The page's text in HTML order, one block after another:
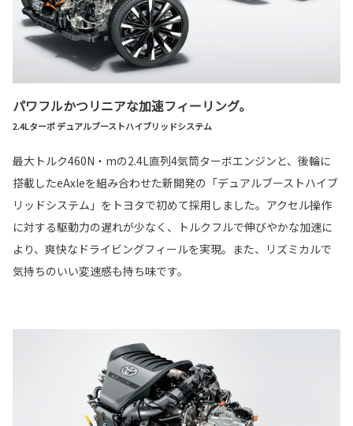
パワフルかつリニアな加速フィーリング。
2.4Lターボ デュアルブーストハイブリッドシステム
最大トルク460N・mの2.4L直列4気筒ターボエンジンと、後輪に
搭載したeAxleを組み合わせた新開発の「デュアルブーストハイブ
リッドシステム」をトヨタで初めて採用しました。アクセル操作
に対する駆動力の遅れが少なく、トルクフルで伸びやかな加速に
より、爽快なドライビングフィールを実現。また、リズミカルで
気持ちのいい変速感も持ち味です。